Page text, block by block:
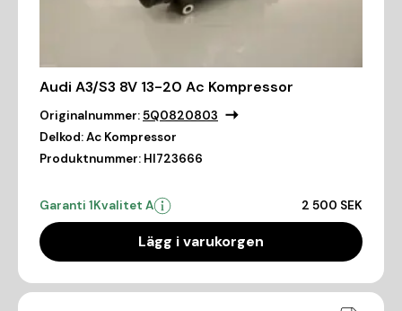
Audi A3/S3 8V 13-20 Ac Kompressor
Originalnummer:5Q0820803
Delkod:Ac Kompressor
Produktnummer: HI723666
Garanti 1Kvalitet A 2 500 SEK
Lägg i varukorgen